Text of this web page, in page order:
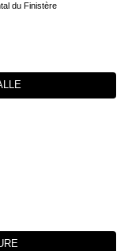
du Finistère